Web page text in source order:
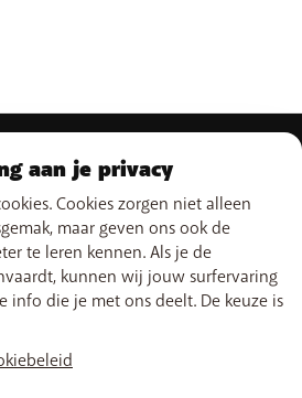
aan je privacy
Cookies zorgen niet alleen
maar geven ons ook de
te leren kennen. Als je de
kunnen wij jouw surfervaring
info die je met ons deelt. De keuze is